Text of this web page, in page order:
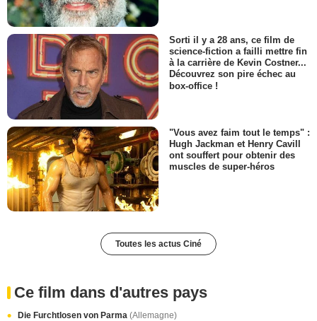
Sorti il y a 28 ans, ce film de
science-fiction a failli mettre fin
à la carrière de Kevin Costner...
Découvrez son pire échec au
box-office !
"Vous avez faim tout le temps" :
Hugh Jackman et Henry Cavill
ont souffert pour obtenir des
muscles de super-héros
Toutes les actus Ciné
Ce film dans d'autres pays
Die Furchtlosen von Parma (Allemagne)